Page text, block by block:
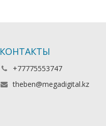
КОНТАКТЫ
+77775553747
theben@megadigital.kz